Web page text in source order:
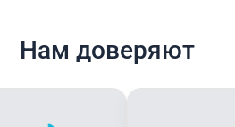
Нам доверяют